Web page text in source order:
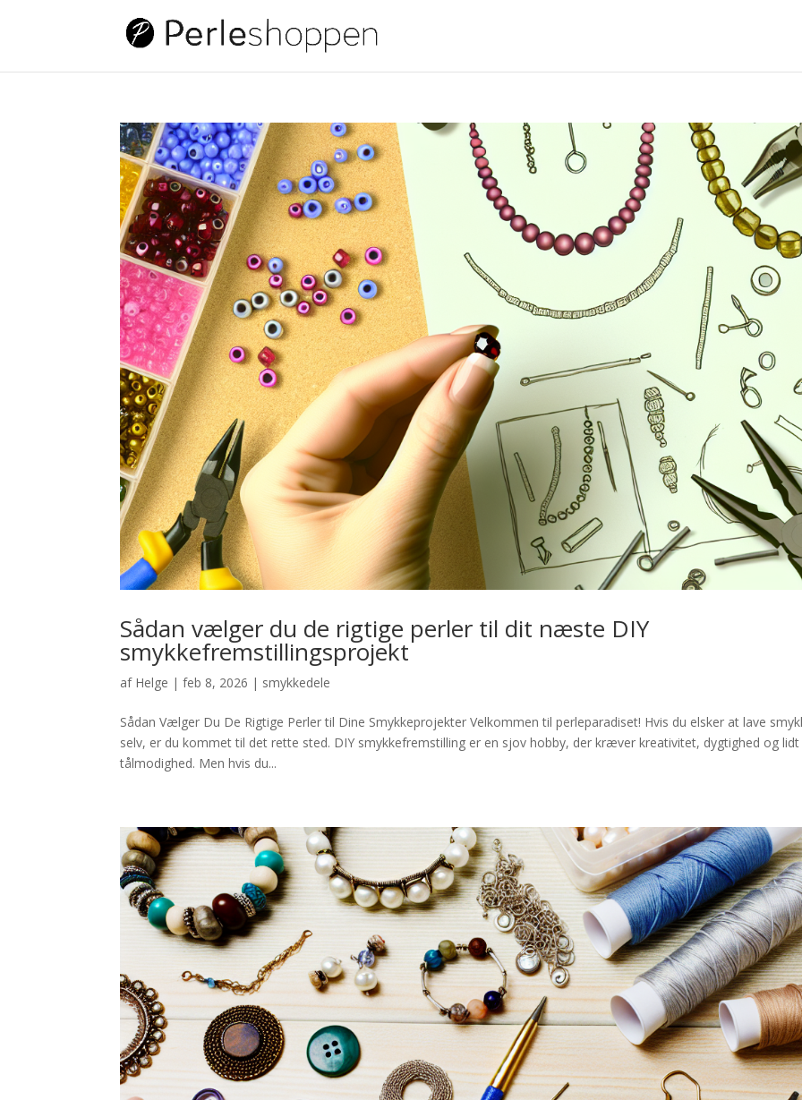
Sådan vælger du de rigtige perler til dit næste DIY
smykkefremstillingsprojekt
af Helge |feb 8, 2026 | smykkedele
Sådan Vælger Du De Rigtige Perler til Dine Smykkeprojekter Velkommen til perleparadiset! Hvis du elsker at lave
selv, er du kommet til det rette sted. DIY smykkefremstilling er en sjov hobby, der kræver kreativitet, dygtighed og lidt
tålmodighed. Men hvis du...